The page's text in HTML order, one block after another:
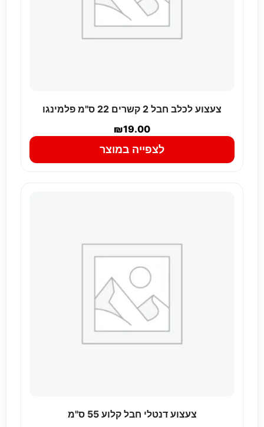
צעצוע לכלב חבל 2 קשרים 22 ס"מ פלמינגו
₪19.00
לצפייה במוצר
צעצוע דנטלי חבל קלוע 55 ס"מ